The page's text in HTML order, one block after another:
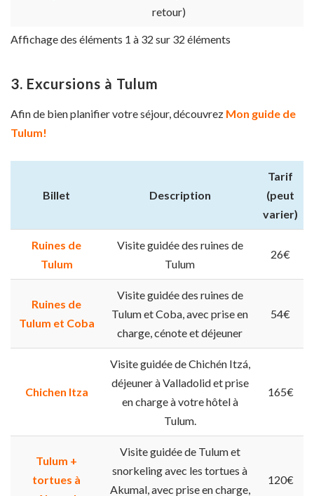
retour)
Affichage des éléments 1 à 32 sur 32 éléments
3. Excursions à Tulum
Afin de bien planifier votre séjour, découvrez Mon guide de
Tulum!
Billet Description
Tarif
(peut
varier)
Ruines de
Tulum
Visite guidée des ruines de
Tulum
26€
Ruines de
Tulum et Coba
Visite guidée des ruines de
Tulum et Coba, avec prise en
charge, cénote et déjeuner
54€
Chichen Itza
Visite guidée de Chichén Itzá,
déjeuner à Valladolid et prise
en charge à votre hôtel à
Tulum.
165€
Tulum +
tortues à
Visite guidée de Tulum et
snorkeling avec les tortues à
Akumal, avec prise en charge,
120€